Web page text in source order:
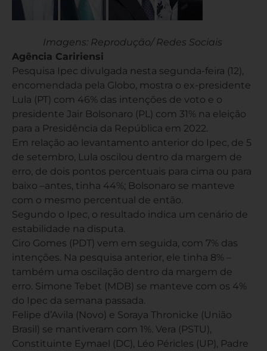
Imagens: Reprodução/ Redes Sociais
Agência Caririensi
Pesquisa Ipec divulgada nesta segunda-feira (12),
encomendada pela Globo, mostra o ex-presidente
Lula (PT) com 46% das intenções de voto e o
presidente Jair Bolsonaro (PL) com 31% na eleição
para a Presidência da República em 2022.
Em relação ao levantamento anterior do Ipec, de 5
de setembro, Lula oscilou dentro da margem de
erro, de dois pontos percentuais para cima ou para
baixo –antes, tinha 44%; Bolsonaro se manteve
com o mesmo percentual de então.
Segundo o Ipec, o resultado indica um cenário de
estabilidade na disputa.
Ciro Gomes (PDT) vem em seguida, com 7% das
intenções. Na pesquisa anterior, ele tinha 8% –
também uma oscilação dentro da margem de
erro. Simone Tebet (MDB) se manteve com os 4%
do Ipec da semana passada.
Felipe d’Avila (Novo) e Soraya Thronicke (União
Brasil) se mantiveram com 1%. Vera (PSTU),
Constituinte Eymael (DC), Léo Péricles (UP), Padre